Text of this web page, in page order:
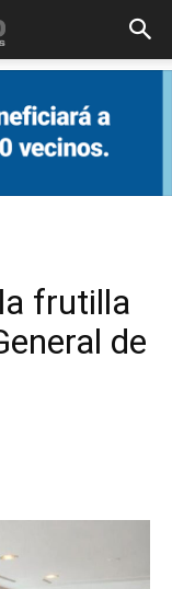
frutilla
de